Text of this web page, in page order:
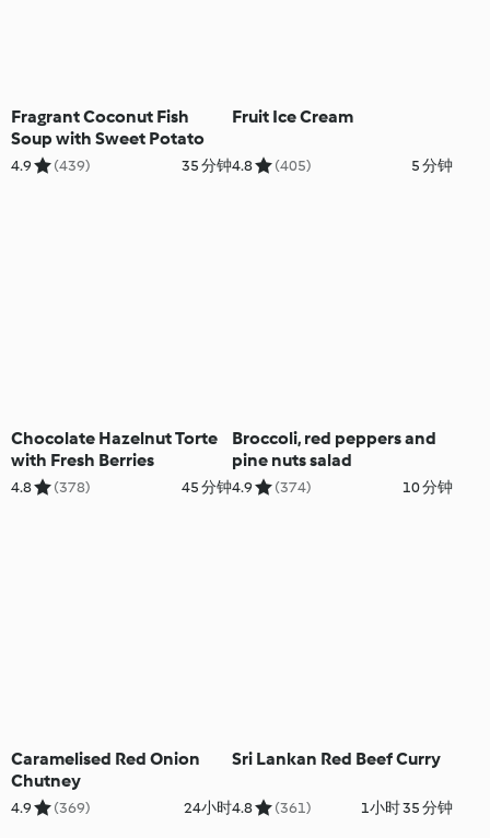
Fragrant Coconut Fish
Soup with Sweet Potato
4.9 (439) 35 分钟
Fruit Ice Cream
4.8 (405) 5 分钟
Chocolate Hazelnut Torte
with Fresh Berries
4.8 (378) 45 分钟
Broccoli, red peppers and
pine nuts salad
4.9 (374) 10 分钟
Caramelised Red Onion
Chutney
4.9 (369) 24小时
Sri Lankan Red Beef Curry
4.8 (361) 1小时 35 分钟